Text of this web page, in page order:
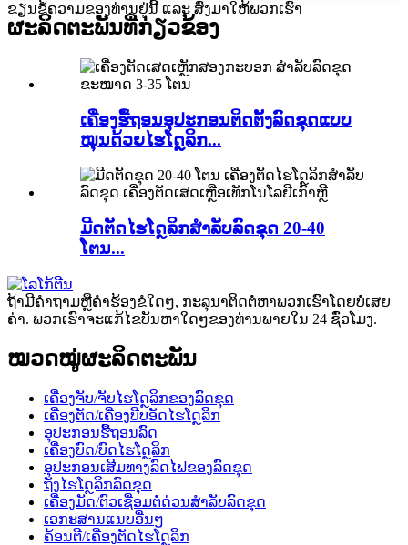
ຂຽນຂໍ້ຄວາມຂອງທ່ານຢູ່ນີ້ ແລະ ສົ່ງມາໃຫ້ພວກເຮົາ
ຜະລິດຕະພັນທີ່ກ່ຽວຂ້ອງ
ເຄື່ອງຮື້ຖອນອຸປະກອນຕິດຕັ້ງລົດຂຸດແບບ
ໝຸນດ້ວຍໄຮໂດຼລິກ...
ມີດຕັດໄຮໂດຼລິກສຳລັບລົດຂຸດ 20-40
ໂຕນ...
ຖ້າມີຄໍາຖາມຫຼືຄໍາຮ້ອງຂໍໃດໆ, ກະລຸນາຕິດຕໍ່ຫາພວກເຮົາໂດຍບໍ່ເສຍ
ຄ່າ. ພວກເຮົາຈະແກ້ໄຂບັນຫາໃດໆຂອງທ່ານພາຍໃນ 24 ຊົ່ວໂມງ.
ໝວດໝູ່ຜະລິດຕະພັນ
ເຄື່ອງຈັບ/ຈັບໄຮໂດຼລິກຂອງລົດຂຸດ
ເຄື່ອງຕັດ/ເຄື່ອງບີບອັດໄຮໂດຼລິກ
ອຸປະກອນຮື້ຖອນລົດ
ເຄື່ອງບົດ/ບົດໄຮໂດຼລິກ
ອຸປະກອນເສີມທາງລົດໄຟຂອງລົດຂຸດ
ຖັງໄຮໂດຼລິກລົດຂຸດ
ເຄື່ອງມັດ/ຕົວເຊື່ອມຕໍ່ດ່ວນສຳລັບລົດຂຸດ
ເອກະສານແນບອື່ນໆ
ຄ້ອນຕີ/ເຄື່ອງຕັດໄຮໂດຼລິກ